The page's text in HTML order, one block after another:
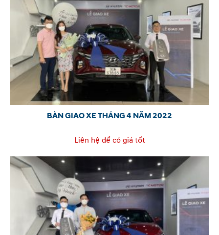
BÀN GIAO XE THÁNG 4 NĂM 2022
Liên hệ để có giá tốt